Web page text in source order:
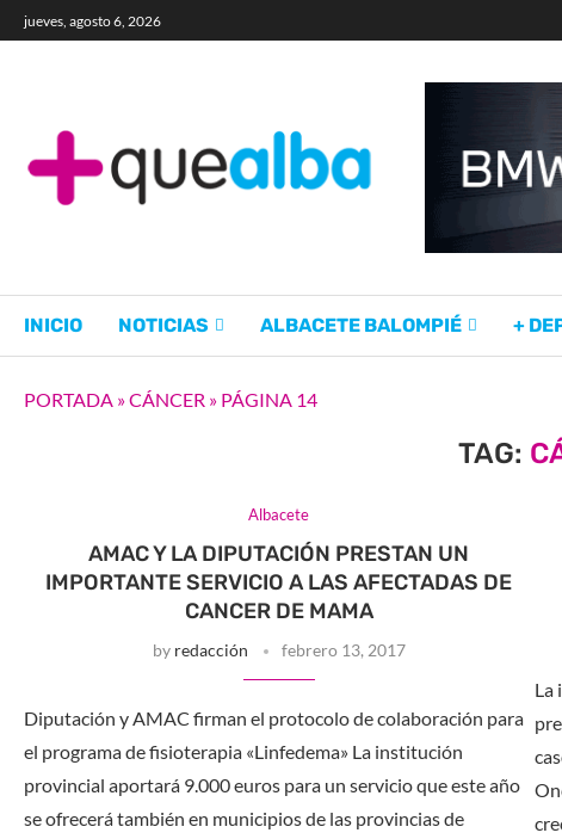
jueves, agosto 6, 2026
INICIO NOTICIAS ALBACETE BALOMPIÉ +
PORTADA »CÁNCER » PÁGINA 14
TAG:
Albacete
AMAC Y LA DIPUTACIÓN PRESTAN UN
IMPORTANTE SERVICIO A LAS AFECTADAS DE
CANCER DE MAMA
by redacción febrero 13, 2017
Diputación y AMAC firman el protocolo de colaboración para
el programa de fisioterapia «Linfedema» La institución
provincial aportará 9.000 euros para un servicio que este año
se ofrecerá también en municipios de las provincias de
La